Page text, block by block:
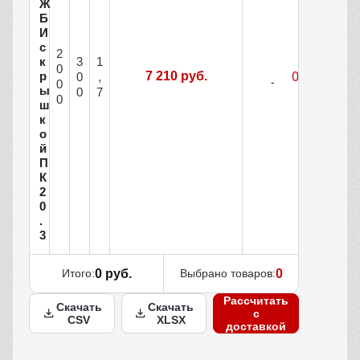
Ж
Б
И
с
к
р
ы
ш
к
о
й
П
К
2
0
.
3
2
0
0
0
3
0
0
1
,
7
7 210 руб.
Итого:0 руб. Выбрано товаров:0
Скачать
CSV
Скачать
XLSX
Рассчитать
с
доставкой